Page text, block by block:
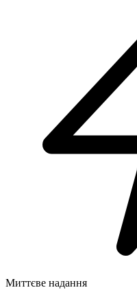
Миттєве надання